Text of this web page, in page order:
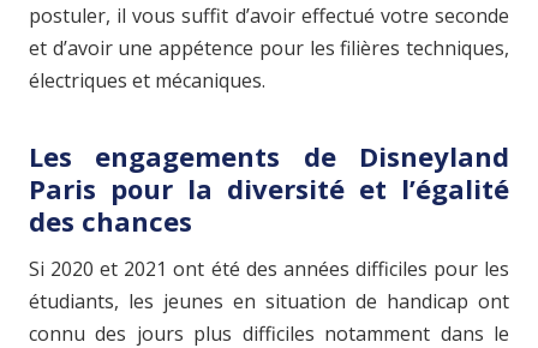
postuler, il vous suffit d’avoir effectué votre seconde
et d’avoir une appétence pour les filières techniques,
électriques et mécaniques.
Les engagements de Disneyland
Paris pour la diversité et l’égalité
des chances
Si 2020 et 2021 ont été des années difficiles pour les
étudiants, les jeunes en situation de handicap ont
connu des jours plus difficiles notamment dans le